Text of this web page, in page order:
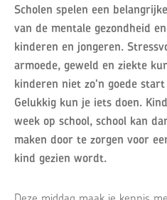
Scholen spelen een
van de mentale gezondheid
kinderen en jongeren.
armoede, geweld en ziekte
kinderen niet zo’n goede
Gelukkig kun je iets doen.
week op school, school kan
maken door te zorgen voor
kind gezien wordt.